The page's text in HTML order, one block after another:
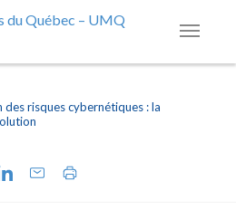
des risques cybernétiques : la